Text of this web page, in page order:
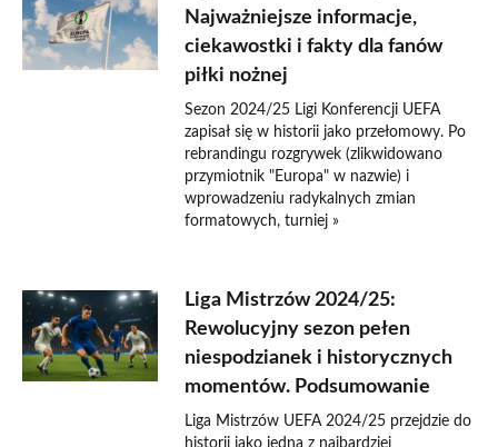
Najważniejsze informacje,
ciekawostki i fakty dla fanów
piłki nożnej
Sezon 2024/25 Ligi Konferencji UEFA
zapisał się w historii jako przełomowy. Po
rebrandingu rozgrywek (zlikwidowano
przymiotnik "Europa" w nazwie) i
wprowadzeniu radykalnych zmian
formatowych, turniej »
Liga Mistrzów 2024/25:
Rewolucyjny sezon pełen
niespodzianek i historycznych
momentów. Podsumowanie
Liga Mistrzów UEFA 2024/25 przejdzie do
historii jako jedna z najbardziej